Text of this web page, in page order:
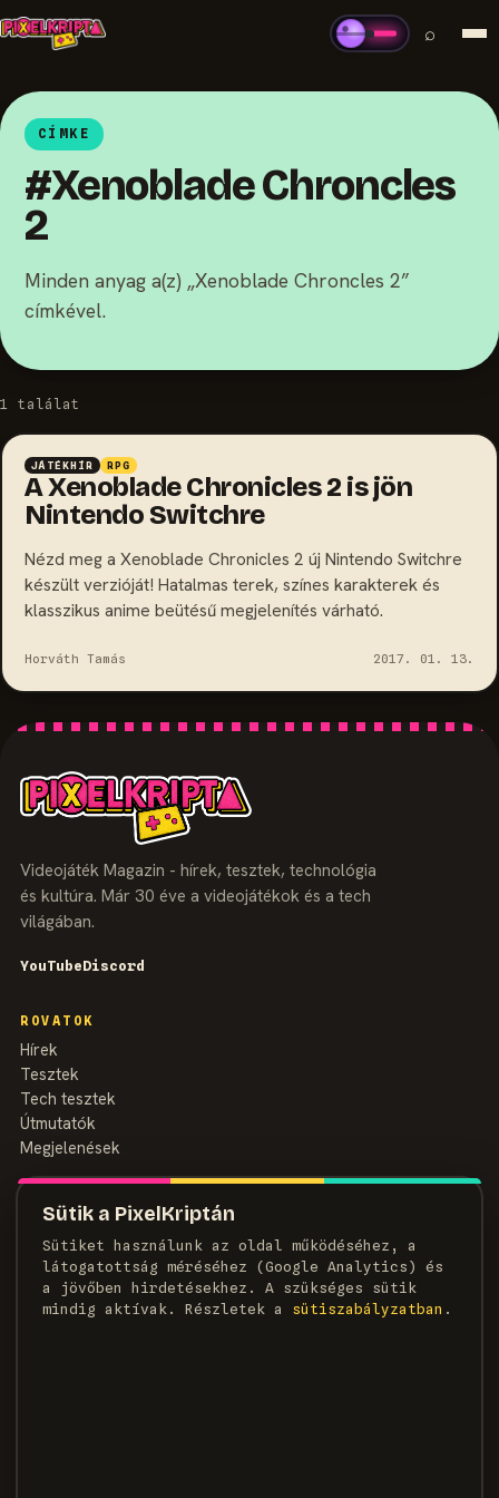
Sütik a PixelKriptán
Sütiket használunk az oldal működéséhez, a
látogatottság méréséhez (Google Analytics) és
a jövőben hirdetésekhez. A szükséges sütik
mindig aktívak. Részletek a
süti­szabályzatban .
⌕
CÍMKE
#Xenoblade Chroncles
2
Minden anyag a(z) „Xenoblade Chroncles 2”
címkével.
1 találat
JÁTÉKHÍR RPG
A Xenoblade Chronicles 2 is jön
Nintendo Switchre
Nézd meg a Xenoblade Chronicles 2 új Nintendo Switchre
készült verzióját! Hatalmas terek, színes karakterek és
klasszikus anime beütésű megjelenítés várható.
Horváth Tamás 2017. 01. 13.
Videojáték Magazin - hírek, tesztek, technológia
és kultúra. Már 30 éve a videojátékok és a tech
világában.
YouTubeDiscord
ROVATOK
Hírek
Tesztek
Tech tesztek
Útmutatók
Megjelenések
MAGAZIN
Szerzők
Médiaajánlat
Kapcsolat